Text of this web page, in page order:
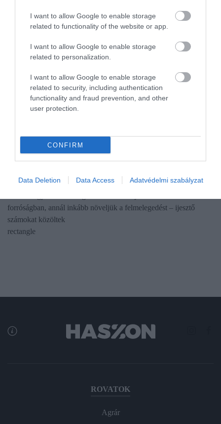
I want to allow Google to enable storage
related to functionality of the website or app.
I want to allow Google to enable storage
related to personalization.
I want to allow Google to enable storage
related to security, including authentication
functionality and fraud prevention, and other
user protection.
CONFIRM
Data Deletion Data Access Adatvédelmi szabályzat
forróságban, annál inkább növeljük a felmelegedést – ijesztő
számokat közöltek
rectangle
ROVATOK
Agrár